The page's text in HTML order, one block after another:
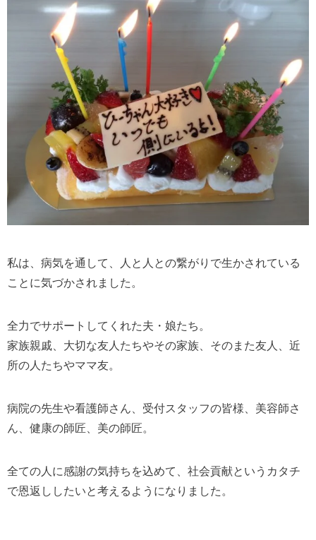
私は、病気を通して、人と人との繋がりで生かされている
ことに気づかされました。
全力でサポートしてくれた夫・娘たち。
家族親戚、大切な友人たちやその家族、そのまた友人、近
所の人たちやママ友。
病院の先生や看護師さん、受付スタッフの皆様、美容師さ
ん、健康の師匠、美の師匠。
全ての人に感謝の気持ちを込めて、社会貢献というカタチ
で恩返ししたいと考えるようになりました。